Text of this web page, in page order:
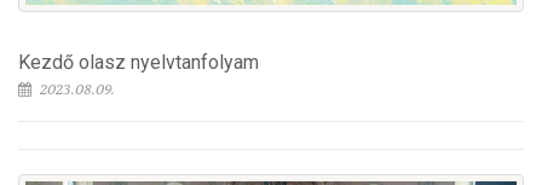
Kezdő olasz nyelvtanfolyam
2023.08.09.